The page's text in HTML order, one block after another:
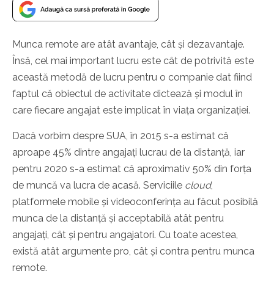
Munca remote are atât avantaje, cât și dezavantaje.
Însă, cel mai important lucru este cât de potrivită este
această metodă de lucru pentru o companie dat fiind
faptul că obiectul de activitate dictează și modul în
care fiecare angajat este implicat în viața organizației.
Dacă vorbim despre SUA, în 2015 s-a estimat că
aproape 45% dintre angajați lucrau de la distanță, iar
pentru 2020 s-a estimat că aproximativ 50% din forța
de muncă va lucra de acasă. Serviciile cloud,
platformele mobile și videoconferința au făcut posibilă
munca de la distanță și acceptabilă atât pentru
angajați, cât și pentru angajatori. Cu toate acestea,
există atât argumente pro, cât și contra pentru munca
remote.